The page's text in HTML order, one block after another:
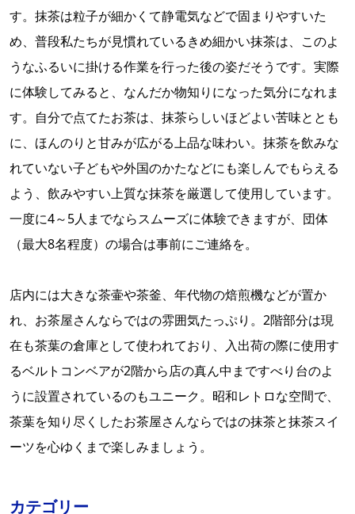
す。抹茶は粒子が細かくて静電気などで固まりやすいた
め、普段私たちが見慣れているきめ細かい抹茶は、このよ
うなふるいに掛ける作業を行った後の姿だそうです。実際
に体験してみると、なんだか物知りになった気分になれま
す。自分で点てたお茶は、抹茶らしいほどよい苦味ととも
に、ほんのりと甘みが広がる上品な味わい。抹茶を飲みな
れていない子どもや外国のかたなどにも楽しんでもらえる
よう、飲みやすい上質な抹茶を厳選して使用しています。
一度に4～5人までならスムーズに体験できますが、団体
（最大8名程度）の場合は事前にご連絡を。
店内には大きな茶壷や茶釜、年代物の焙煎機などが置か
れ、お茶屋さんならではの雰囲気たっぷり。2階部分は現
在も茶葉の倉庫として使われており、入出荷の際に使用す
るベルトコンベアが2階から店の真ん中まですべり台のよ
うに設置されているのもユニーク。昭和レトロな空間で、
茶葉を知り尽くしたお茶屋さんならではの抹茶と抹茶スイ
ーツを心ゆくまで楽しみましょう。
カテゴリー